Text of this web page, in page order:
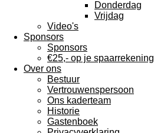
Donderdag
Vrijdag
Video's
Sponsors
Sponsors
€25,- op je spaarrekening
Over ons
Bestuur
Vertrouwenspersoon
Ons kaderteam
Historie
Gastenboek